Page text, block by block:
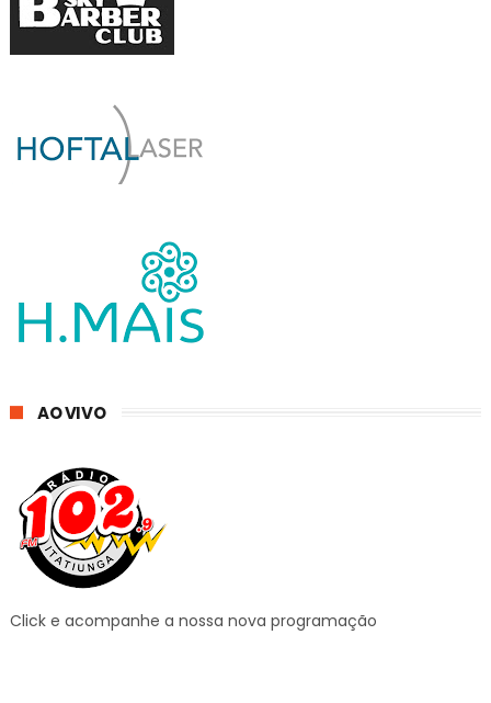
AO VIVO
Click e acompanhe a nossa nova programação